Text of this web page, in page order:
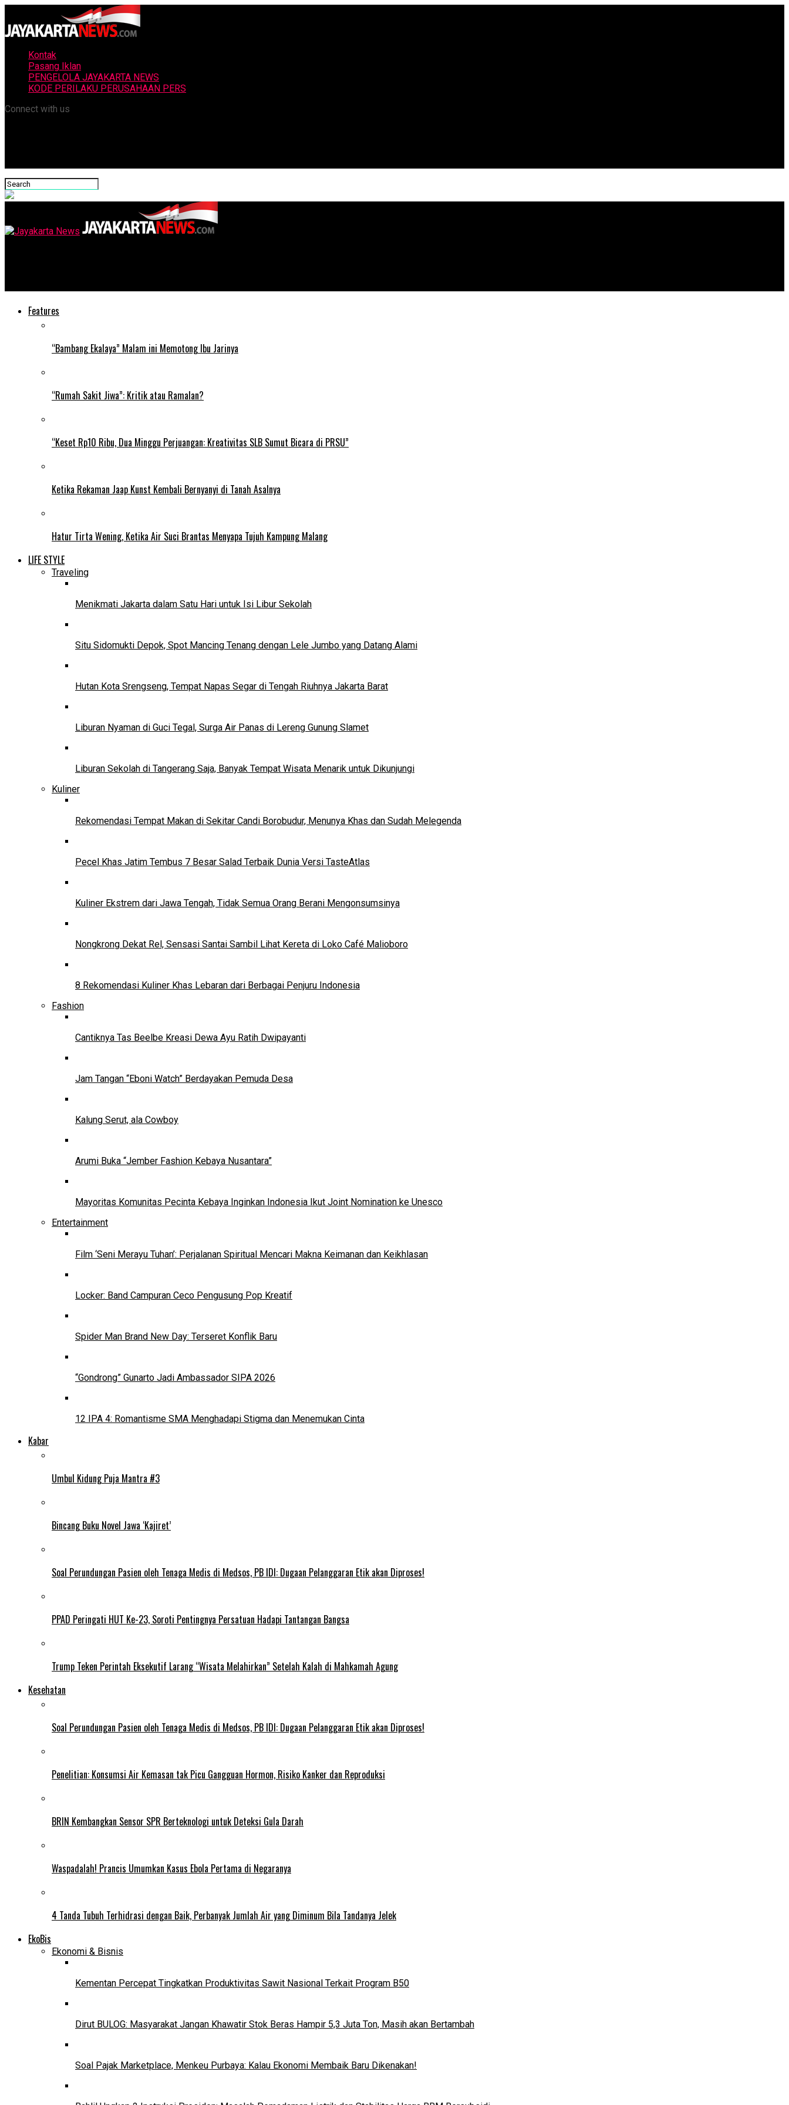
Kontak
Pasang Iklan
PENGELOLA JAYAKARTA NEWS
KODE PERILAKU PERUSAHAAN PERS
Connect with us
Features
“Bambang Ekalaya” Malam ini Memotong Ibu Jarinya
“Rumah Sakit Jiwa”: Kritik atau Ramalan?
“Keset Rp10 Ribu, Dua Minggu Perjuangan: Kreativitas SLB Sumut Bicara di PRSU”
Ketika Rekaman Jaap Kunst Kembali Bernyanyi di Tanah Asalnya
Hatur Tirta Wening, Ketika Air Suci Brantas Menyapa Tujuh Kampung Malang
LIFE STYLE
Traveling
Menikmati Jakarta dalam Satu Hari untuk Isi Libur Sekolah
Situ Sidomukti Depok, Spot Mancing Tenang dengan Lele Jumbo yang Datang Alami
Hutan Kota Srengseng, Tempat Napas Segar di Tengah Riuhnya Jakarta Barat
Liburan Nyaman di Guci Tegal, Surga Air Panas di Lereng Gunung Slamet
Liburan Sekolah di Tangerang Saja, Banyak Tempat Wisata Menarik untuk Dikunjungi
Kuliner
Rekomendasi Tempat Makan di Sekitar Candi Borobudur, Menunya Khas dan Sudah Melegenda
Pecel Khas Jatim Tembus 7 Besar Salad Terbaik Dunia Versi TasteAtlas
Kuliner Ekstrem dari Jawa Tengah, Tidak Semua Orang Berani Mengonsumsinya
Nongkrong Dekat Rel, Sensasi Santai Sambil Lihat Kereta di Loko Café Malioboro
8 Rekomendasi Kuliner Khas Lebaran dari Berbagai Penjuru Indonesia
Fashion
Cantiknya Tas Beelbe Kreasi Dewa Ayu Ratih Dwipayanti
Jam Tangan “Eboni Watch” Berdayakan Pemuda Desa
Kalung Serut, ala Cowboy
Arumi Buka “Jember Fashion Kebaya Nusantara”
Mayoritas Komunitas Pecinta Kebaya Inginkan Indonesia Ikut Joint Nomination ke Unesco
Entertainment
Film ‘Seni Merayu Tuhan’: Perjalanan Spiritual Mencari Makna Keimanan dan Keikhlasan
Locker: Band Campuran Ceco Pengusung Pop Kreatif
Spider Man Brand New Day: Terseret Konflik Baru
“Gondrong” Gunarto Jadi Ambassador SIPA 2026
12 IPA 4: Romantisme SMA Menghadapi Stigma dan Menemukan Cinta
Kabar
Umbul Kidung Puja Mantra #3
Bincang Buku Novel Jawa ‘Kajiret’
Soal Perundungan Pasien oleh Tenaga Medis di Medsos, PB IDI: Dugaan Pelanggaran Etik akan Diproses!
PPAD Peringati HUT Ke-23, Soroti Pentingnya Persatuan Hadapi Tantangan Bangsa
Trump Teken Perintah Eksekutif Larang “Wisata Melahirkan” Setelah Kalah di Mahkamah Agung
Kesehatan
Soal Perundungan Pasien oleh Tenaga Medis di Medsos, PB IDI: Dugaan Pelanggaran Etik akan Diproses!
Penelitian: Konsumsi Air Kemasan tak Picu Gangguan Hormon, Risiko Kanker dan Reproduksi
BRIN Kembangkan Sensor SPR Berteknologi untuk Deteksi Gula Darah
Waspadalah! Prancis Umumkan Kasus Ebola Pertama di Negaranya
4 Tanda Tubuh Terhidrasi dengan Baik, Perbanyak Jumlah Air yang Diminum Bila Tandanya Jelek
EkoBis
Ekonomi & Bisnis
Kementan Percepat Tingkatkan Produktivitas Sawit Nasional Terkait Program B50
Dirut BULOG: Masyarakat Jangan Khawatir Stok Beras Hampir 5,3 Juta Ton, Masih akan Bertambah
Soal Pajak Marketplace, Menkeu Purbaya: Kalau Ekonomi Membaik Baru Dikenakan!